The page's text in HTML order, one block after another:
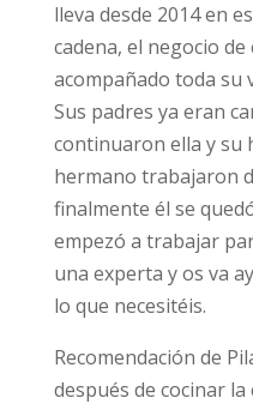
lleva desde 2014 en
cadena, el negocio
acompañado toda su
Sus padres ya eran
continuaron ella y su
hermano trabajaron
finalmente él se
empezó a trabajar
una experta y os va
lo que necesitéis.
Recomendación de
después de cocinar